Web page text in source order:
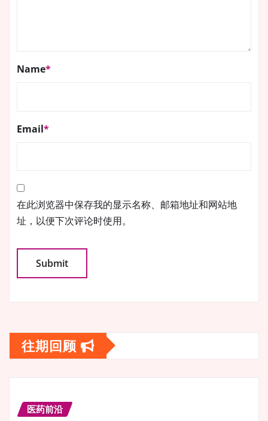
Name*
Email*
在此浏览器中保存我的显示名称、邮箱地址和网站地
址，以便下次评论时使用。
往期回顾
医药前沿